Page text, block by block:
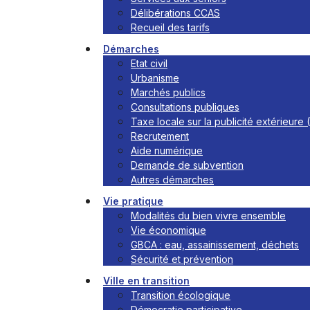
Délibérations CCAS
Recueil des tarifs
Démarches
Etat civil
Urbanisme
Marchés publics
Consultations publiques
Taxe locale sur la publicité extérieure
Recrutement
Aide numérique
Demande de subvention
Autres démarches
Vie pratique
Modalités du bien vivre ensemble
Vie économique
GBCA : eau, assainissement, déchets
Sécurité et prévention
Ville en transition
Transition écologique